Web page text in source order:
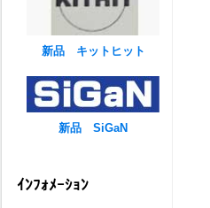
新品 キットヒット
新品 SiGaN
ｲﾝﾌｫﾒｰｼｮﾝ